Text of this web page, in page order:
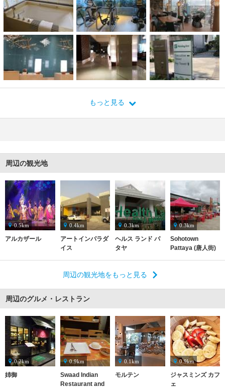
もっと見る
周辺の観光地
0.5km
アルカザール
0.4km
アートインパラダ
イス
0.3km
ヘルス ランド パ
タヤ
0.3km
Sohotown
Pattaya (唐人街)
周辺の観光地をもっと見る
周辺のグルメ・レストラン
0.2km
姉御
0.9km
Swaad Indian
Restaurant and
0.1km
モルテン
0.9km
ジャスミンズ カフ
ェ